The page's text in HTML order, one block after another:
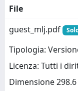
File
guest_mlj.pdf
Tipologia:
Licenza: Tutti i
Dimensione